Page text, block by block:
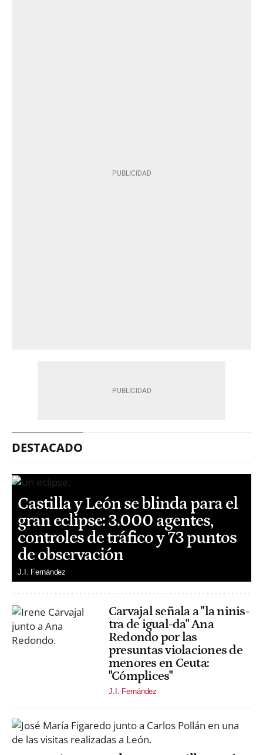
DESTACADO
Castilla y León se blinda para el
gran eclipse: 3.000 agentes,
controles de tráfico y 73 puntos
de observación
J.I. Fernández
Carvajal señala a "la ninis-
tra de igual-da" Ana
Redondo por las
presuntas violaciones de
menores en Ceuta:
"Cómplices"
J.I. Fernández